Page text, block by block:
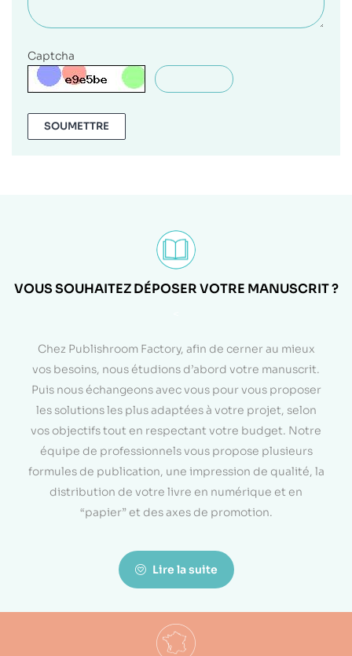
Captcha
SOUMETTRE
VOUS SOUHAITEZ DÉPOSER VOTRE MANUSCRIT ?
Chez Publishroom Factory, afin de cerner au mieux
vos besoins, nous étudions d’abord votre manuscrit.
Puis nous échangeons avec vous pour vous proposer
les solutions les plus adaptées à votre projet, selon
vos objectifs tout en respectant votre budget. Notre
équipe de professionnels vous propose plusieurs
formules de publication, une impression de qualité, la
distribution de votre livre en numérique et en
“papier” et des axes de promotion.
Lire la suite